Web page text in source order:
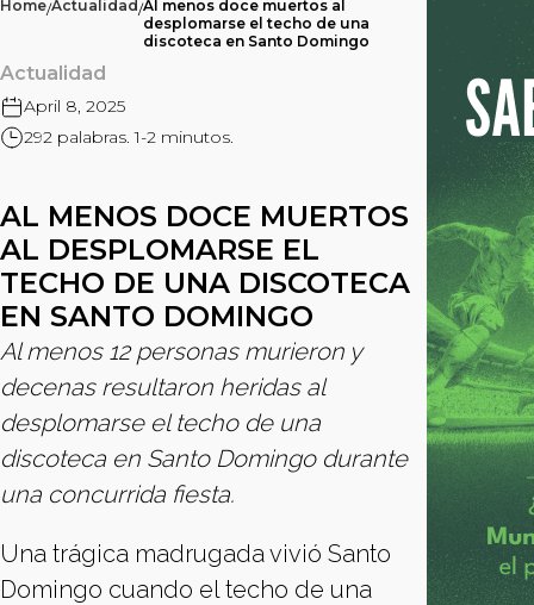
Home/Actualidad/Al menos doce muertos al
desplomarse el techo de una
discoteca en Santo Domingo
Actualidad
April 8, 2025
292 palabras. 1-2 minutos.
AL MENOS DOCE MUERTOS
AL DESPLOMARSE EL
TECHO DE UNA DISCOTECA
EN SANTO DOMINGO
Al menos 12 personas murieron y
decenas resultaron heridas al
desplomarse el techo de una
discoteca en Santo Domingo durante
una concurrida fiesta.
Una trágica madrugada vivió Santo
Domingo cuando el techo de una